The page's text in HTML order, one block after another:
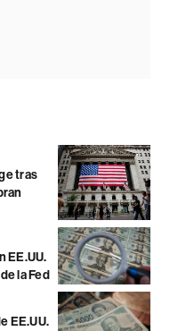
tras
EE.UU.
la Fed
EE.UU.